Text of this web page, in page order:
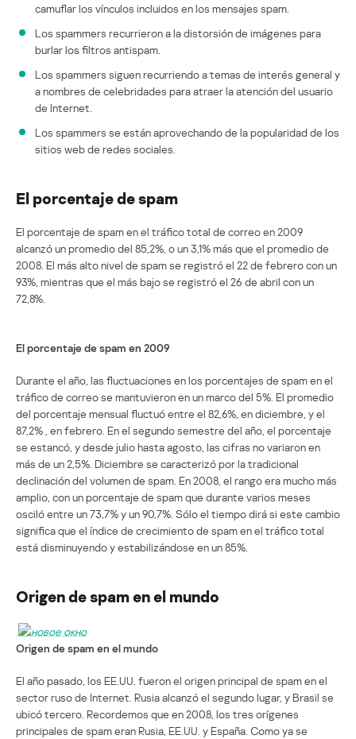
camuflar los vínculos incluidos en los mensajes spam.
Los spammers recurrieron a la distorsión de imágenes para
burlar los filtros antispam.
Los spammers siguen recurriendo a temas de interés general y
a nombres de celebridades para atraer la atención del usuario
de Internet.
Los spammers se están aprovechando de la popularidad de los
sitios web de redes sociales.
El porcentaje de spam
El porcentaje de spam en el tráfico total de correo en 2009
alcanzó un promedio del 85,2%, o un 3,1% más que el promedio de
2008. El más alto nivel de spam se registró el 22 de febrero con un
93%, mientras que el más bajo se registró el 26 de abril con un
72,8%.
El porcentaje de spam en 2009
Durante el año, las fluctuaciones en los porcentajes de spam en el
tráfico de correo se mantuvieron en un marco del 5%. El promedio
del porcentaje mensual fluctuó entre el 82,6%, en diciembre, y el
87,2% , en febrero. En el segundo semestre del año, el porcentaje
se estancó, y desde julio hasta agosto, las cifras no variaron en
más de un 2,5%. Diciembre se caracterizó por la tradicional
declinación del volumen de spam. En 2008, el rango era mucho más
amplio, con un porcentaje de spam que durante varios meses
osciló entre un 73,7% y un 90,7%. Sólo el tiempo dirá si este cambio
significa que el índice de crecimiento de spam en el tráfico total
está disminuyendo y estabilizándose en un 85%.
Origen de spam en el mundo
Origen de spam en el mundo
El año pasado, los EE.UU. fueron el origen principal de spam en el
sector ruso de Internet. Rusia alcanzó el segundo lugar, y Brasil se
ubicó tercero. Recordemos que en 2008, los tres orígenes
principales de spam eran Rusia, EE.UU. y España. Como ya se